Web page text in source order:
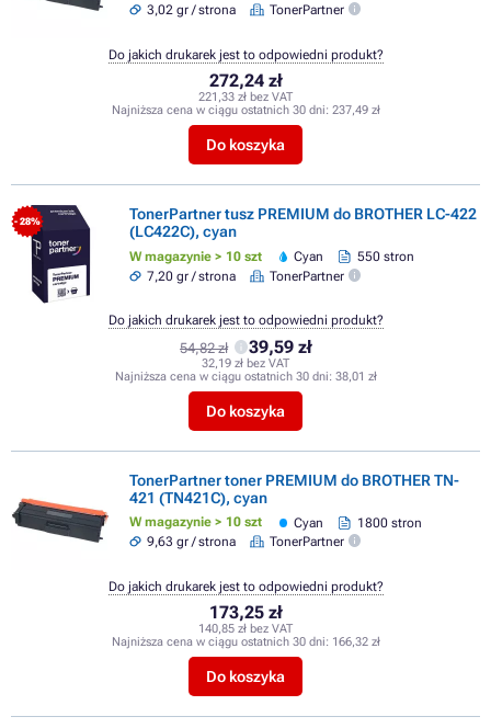
3,02 gr / strona
TonerPartner
272,24 zł
221,33 zł bez VAT
Najniższa cena w ciągu ostatnich 30 dni: 237,49 zł
Do koszyka
Do jakich drukarek jest to odpowiedni produkt?
- 28%
TonerPartner tusz PREMIUM do BROTHER LC-422
(LC422C), cyan
W magazynie > 10 szt Cyan
550 stron
7,20 gr / strona
TonerPartner
54,82 zł 39,59 zł
32,19 zł bez VAT
Najniższa cena w ciągu ostatnich 30 dni: 38,01 zł
Do koszyka
Do jakich drukarek jest to odpowiedni produkt?
TonerPartner toner PREMIUM do BROTHER TN-
421 (TN421C), cyan
W magazynie > 10 szt Cyan
1800 stron
9,63 gr / strona
TonerPartner
173,25 zł
140,85 zł bez VAT
Najniższa cena w ciągu ostatnich 30 dni: 166,32 zł
Do koszyka
Do jakich drukarek jest to odpowiedni produkt?